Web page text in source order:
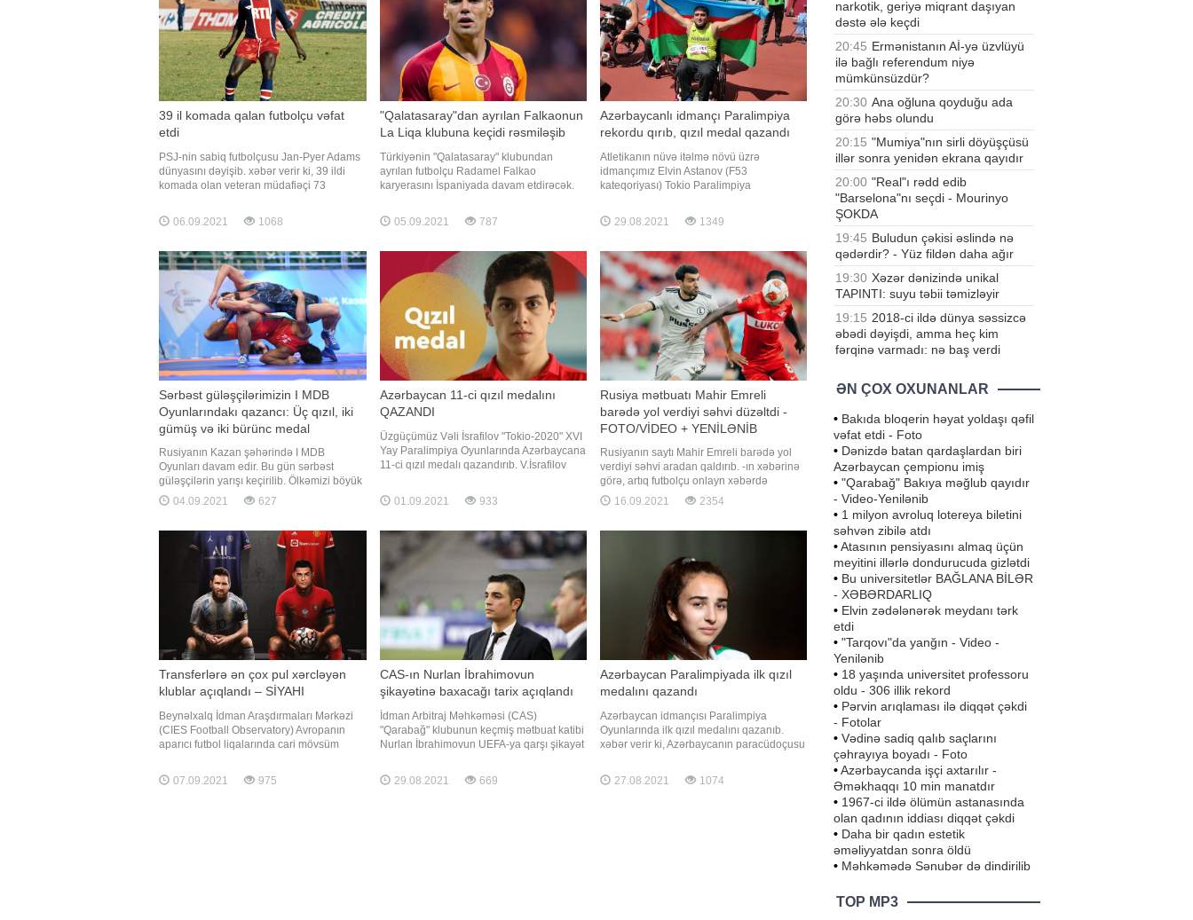
39 il komada qalan futbolçu vəfat
etdi
PSJ-nin sabiq futbolçusu Jan-Pyer Adams
dünyasını dəyişib. xəbər verir ki, 39 ildi
komada olan veteran müdafiəçi 73
illərdə Paris təmsilçisinin formasını
geyinib. 1982-ci ildə çempionat oyununda
zamanı həkimlərin səhvi üzündə
06.09.2021 1068
"Qalatasaray"dan ayrılan Falkaonun
La Liqa klubuna keçidi rəsmiləşib
Türkiyənin "Qalatasaray" klubundan
ayrılan futbolçu Radamel Falkao
karyerasını İspaniyada davam etdirəcək.
35 yaşlı hücumçunun transferini açıqlayıb.
La Liqa təmsilçisi kolumbiyalı oyunçu ilə
05.09.2021 787
Azərbaycanlı idmançı Paralimpiya
rekordu qırıb, qızıl medal qazandı
Atletikanın nüvə itəlmə növü üzrə
idmançımız Elvin Astanov (F53
kateqoriyası) Tokio Paralimpiya
medalı qazandırıb. O, 8.77 metr nəticə
göstərərək Paralimpiya rekordunu
qazanıb. Qeyd edək ki, bu nəticə ilə
Azərbaycan meda
29.08.2021 1349
Sərbəst güləşçilərimizin I MDB
Oyunlarındakı qazancı: Üç qızıl, iki
gümüş və iki bürünc medal
Rusiyanın Kazan şəhərində I MDB
Oyunları davam edir. Bu gün sərbəst
güləşçilərin yarışı keçirilib. Ölkəmizi böyük
məşqçi Zəlimxan Hüseynov və məşqçi Arif
Abdullayevin rəhbərliyi altında Əliabbas
Sabir Cəfərov (65 kq), Namus Orucov (70
kq), Cəbrayıl Hacıyev (7
04.09.2021 627
Azərbaycan 11-ci qızıl medalını
QAZANDI
Üzgüçümüz Vəli İsrafilov "Tokio-2020" XVI
Yay Paralimpiya Oyunlarında Azərbaycana
11-ci qızıl medalı qazandırıb. V.İsrafilov
üzgüçülük yarışında məsafəni 1 dəqiqə
04,86 saniyəyə qət edərək bütün
çempionu olub. Təmsilçimiz
01.09.2021 933
Rusiya mətbuatı Mahir Emreli
barədə yol verdiyi səhvi düzəltdi -
FOTO/VİDEO + YENİLƏNİB
Rusiyanın saytı Mahir Emreli barədə yol
verdiyi səhvi aradan qaldırıb. -ın xəbərinə
görə, artıq futbolçu onlayn xəbərdə
azərbaycanlı kimi təqdim olunub. 13:34.
Millimizin futbolçusu Mahir Emreli
16.09.2021 2354
Transferlərə ən çox pul xərcləyən
klublar açıqlandı – SİYAHI
Beynəlxalq İdman Araşdırmaları Mərkəzi
(CIES Football Observatory) Avropanın
aparıcı futbol liqalarında cari mövsüm
ən çox pul xərcləyən klubların reytinqini
tərtib edib. -a istinadən xəbər verir ki, bir
07.09.2021 975
CAS-ın Nurlan İbrahimovun
şikayətinə baxacağı tarix açıqlandı
İdman Arbitraj Məhkəməsi (CAS)
"Qarabağ" klubunun keçmiş mətbuat katibi
Nurlan İbrahimovun UEFA-ya qarşı şikayət
nə təyin edilib. Xatırladaq ki, Nurlan
İbrahimov 44 günlük müharibə zamanı
29.08.2021 669
Azərbaycan Paralimpiyada ilk qızıl
medalını qazandı
Azərbaycan idmançısı Paralimpiya
Oyunlarında ilk qızıl medalını qazanıb.
xəbər verir ki, Azərbaycanın paracüdoçusu
qalib gələrək paralimpiya çempionu olub.
O, finalda Sandrin Martini (Fransa) vaza-
27.08.2021 1074
narkotik, geriyə miqrant daşıyan
dəstə ələ keçdi
20:45 Ermənistanın Aİ-yə üzvlüyü
ilə bağlı referendum niyə
mümkünsüzdür?
20:30 Ana oğluna qoyduğu ada
görə həbs olundu
20:15 "Mumiya"nın sirli döyüşçüsü
illər sonra yenidən ekrana qayıdır
20:00 "Real"ı rədd edib
"Barselona"nı seçdi - Mourinyo
ŞOKDA
19:45 Buludun çəkisi əslində nə
qədərdir? - Yüz fildən daha ağır
19:30 Xəzər dənizində unikal
TAPINTI: suyu təbii təmizləyir
19:15 2018-ci ildə dünya səssizcə
əbədi dəyişdi, amma heç kim
fərqinə varmadı: nə baş verdi
ƏN ÇOX OXUNANLAR
• Bakıda bloqerin həyat yoldaşı qəfil
vəfat etdi - Foto
• Dənizdə batan qardaşlardan biri
Azərbaycan çempionu imiş
• "Qarabağ" Bakıya məğlub qayıdır
- Video-Yenilənib
• 1 milyon avroluq lotereya biletini
səhvən zibilə atdı
•Atasının pensiyasını almaq üçün
meyitini illərlə dondurucuda gizlətdi
• Bu universitetlər BAĞLANA BİLƏR
- XƏBƏRDARLIQ
• Elvin zədələnərək meydanı tərk
etdi
• "Tarqovı"da yanğın - Video -
Yenilənib
• 18 yaşında universitet professoru
oldu - 306 illik rekord
• Pərvin arıqlaması ilə diqqət çəkdi
- Fotolar
• Vədinə sadiq qalıb saçlarını
çəhrayıya boyadı - Foto
•Azərbaycanda işçi axtarılır -
Əməkhaqqı 10 min manatdır
• 1967-ci ildə ölümün astanasında
olan qadının iddiası diqqət çəkdi
• Daha bir qadın estetik
əməliyyatdan sonra öldü
• Məhkəmədə Sənubər də dindirilib
TOP MP3